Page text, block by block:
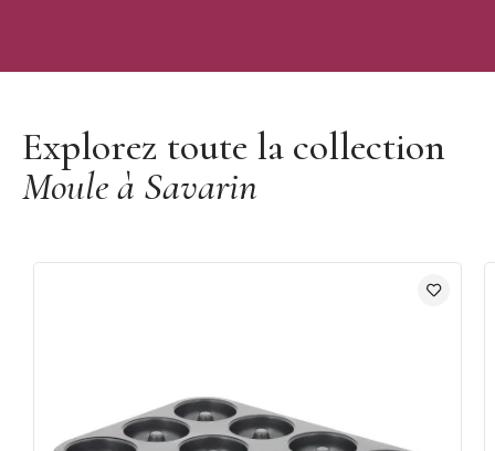
Explorez toute la collection
Moule à Savarin